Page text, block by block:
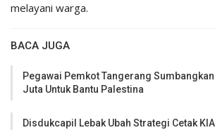
melayani warga.
BACA JUGA
Pegawai Pemkot Tangerang
Juta Untuk Bantu Palestina
Disdukcapil Lebak Ubah Strategi Cetak